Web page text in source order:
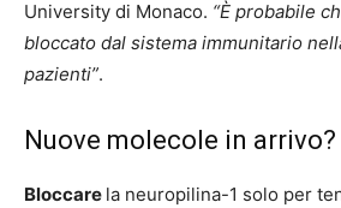
University di Monaco. “È probabile
bloccato dal sistema immunitario
pazienti”.
Nuove molecole in arrivo?
Bloccare la neuropilina-1 solo per